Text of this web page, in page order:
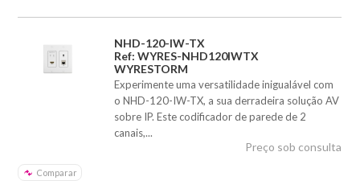
NHD-120-IW-TX
Ref: WYRES-NHD120IWTX
WYRESTORM
Experimente uma versatilidade inigualável com
o NHD-120-IW-TX, a sua derradeira solução AV
sobre IP. Este codificador de parede de 2
canais,...
Comparar
Preço sob consulta